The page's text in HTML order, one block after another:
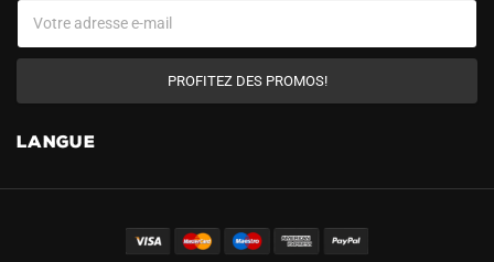
PROFITEZ DES PROMOS!
LANGUE